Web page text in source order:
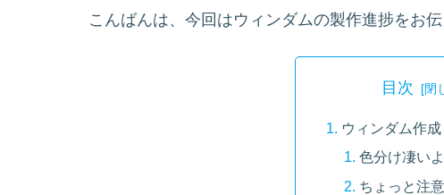
こんばんは、今回はウィンダムの製作進捗をお伝
目次
ウィンダム作成
色分け凄い
ちょっと注